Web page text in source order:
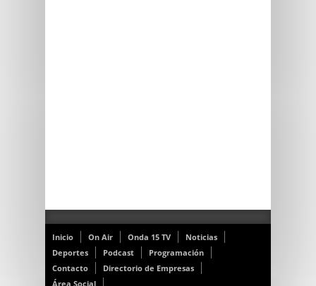
Inicio On Air Onda 15 TV
Noticias
Deportes
Podcast
Programación
Contacto
Directorio de Empresas
Área Social